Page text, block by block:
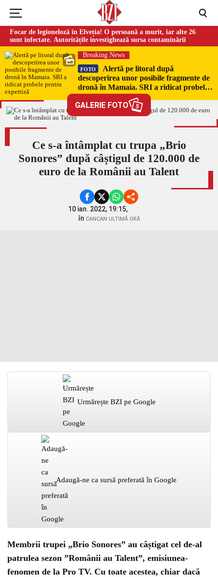
Focar de legioneloză în Elveția! O persoană a murit, iar alte 26
sunt infectate. Autoritățile investighează sursa contaminării
Breaking News
FOTO
Alertă pe litoral după
descoperirea unor posibile fragmente de
dronă în Mamaia. SRI a ridicat probele
pentru expertiză
GALERIE FOTO 5
Ce s-a întâmplat cu trupa „Brio
Sonores” după câștigul de 120.000 de
euro de la Românii au Talent
10 ian. 2022, 19:15,
în CANCAN ULTIMĂ ORĂ
Urmărește BZI pe Google
Adaugă-ne ca sursă preferată în Google
Membrii trupei „Brio Sonores” au câștigat cel de-al
patrulea sezon ”Românii au Talent”, emisiunea-
fenomen de la Pro TV. Cu toate acestea, chiar dacă